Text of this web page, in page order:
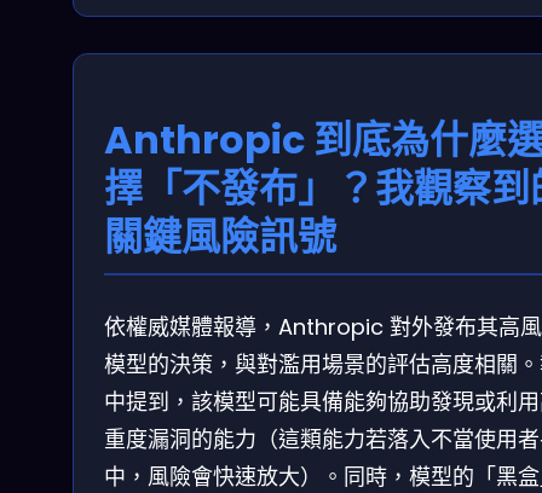
Anthropic 到底為什麼
擇「不發布」？我觀察到
關鍵風險訊號
依權威媒體報導，Anthropic 對外發布其高
模型的決策，與對濫用場景的評估高度相關
中提到，該模型可能具備能夠協助發現或利
重度漏洞的能力（這類能力若落入不當使用
中，風險會快速放大）。同時，模型的「黑